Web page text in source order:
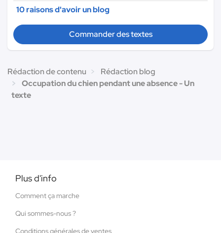
10 raisons d'avoir un blog
Commander des textes
Rédaction de contenu
Rédaction blog
Occupation du chien pendant une absence - Un
texte
Plus d'info
Comment ça marche
Qui sommes-nous ?
Conditions générales de ventes